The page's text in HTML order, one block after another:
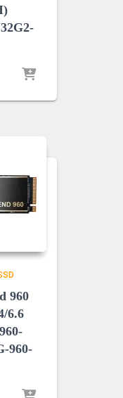
960
6.6
960-